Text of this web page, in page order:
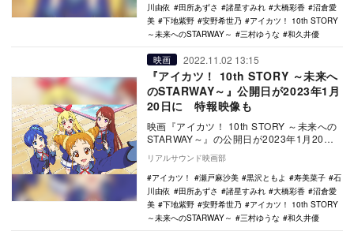
川由依
田所あずさ 諸星すみれ 大橋彩香
沼倉愛
美
下地紫野 安野希世乃
アイカツ！ 10th STORY
～未来へのSTARWAY～
三村ゆうな 和久井優
映画 2022.11.02 13:15
『アイカツ！ 10th STORY ～未来へ
のSTARWAY～』公開日が2023年1月
20日に 特報映像も
映画『アイカツ！ 10th STORY ～未来への
STARWAY～』の公開日が2023年1月20日
に決定。あわせて、特報映像、ポ…
リアルサウンド映画部
アイカツ！
瀬戸麻沙美 黒沢ともよ 寿美菜子
石
川由依
田所あずさ 諸星すみれ 大橋彩香
沼倉愛
美
下地紫野 安野希世乃
アイカツ！ 10th STORY
～未来へのSTARWAY～
三村ゆうな 和久井優